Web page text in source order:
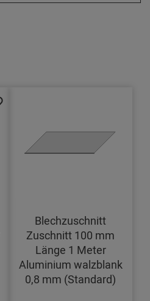
Blechzuschnitt
Zuschnitt 100 mm
Länge 1 Meter
Aluminium walzblank
0,8 mm (Standard)